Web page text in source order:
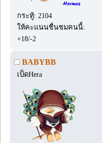
กระทู้: 2104
ให้คะแนนชื่นชมคนนี้:
+18/-2
BABYBB
เป็ดHera